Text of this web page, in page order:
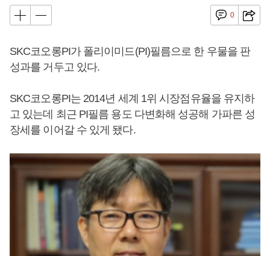
0
SKC코오롱PI가 폴리이미드(PI)필름으로 한 우물을 판
성과를 거두고 있다.
SKC코오롱PI는 2014년 세계 1위 시장점유율을 유지하
고 있는데 최근 PI필름 용도 다변화해 성공해 가파른 성
장세를 이어갈 수 있게 됐다.